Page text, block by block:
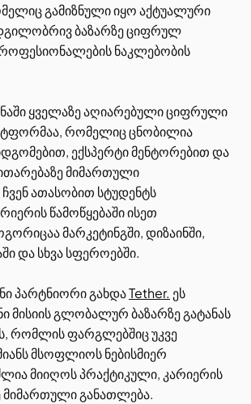
გამიზნული იყო აქტუალური
ბაზარზე ციფრულ
ნაკლებობის
ყველაზე აღიარებული ციფრული
რომელიც ცნობილია
ექსპერტი მენტორებით და
მიმართული
ათასობით სტუდენტს
წამოწყებაში ისეთ
მარკეტინგში, დიზაინში,
და სხვა სფეროებში.
პარტნიორი გახდაTether. ეს
მისიის გლობალურ ბაზარზე გატანას
რომლის ფარგლებშიც უკვე
მსოფლიოს ნებისმიერ
მიიღოს პრაქტიკული, კარიერის
მიმართული განათლება.